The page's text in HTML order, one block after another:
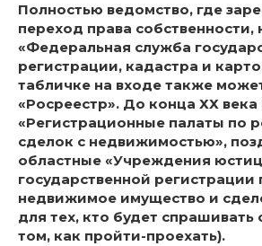
Полностью ведомство, где
переход права собственности,
«Федеральная служба
регистрации, кадастра и
табличке на входе также
«Росреестр». До конца ХХ
«Регистрационные палаты по
сделок с недвижимостью»,
областные «Учреждения
государственной регистрации
недвижимое имущество и
для тех, кто будет спрашивать
том, как пройти-проехать).